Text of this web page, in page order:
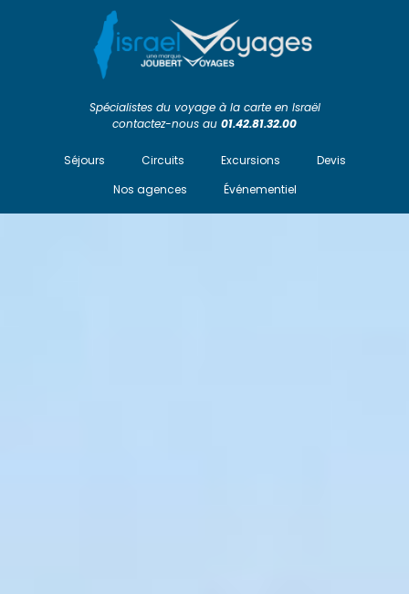
Spécialistes du voyage à la carte en Israël
contactez-nous au 01.42.81.32.00
Séjours Circuits Excursions
Devis
Nos agences
Événementiel